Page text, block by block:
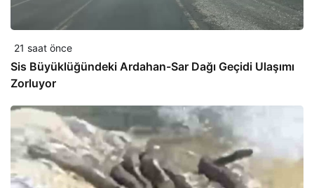
21 saat önce
Sis Büyüklüğündeki Ardahan-Sar Dağı Geçidi Ulaşımı
Zorluyor